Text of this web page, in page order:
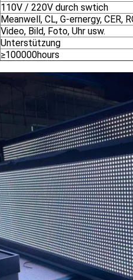
110V / 220V durch swtich
Meanwell, CL, G-ernergy, CER,
Video, Bild, Foto, Uhr usw.
Unterstützung
≥100000hours